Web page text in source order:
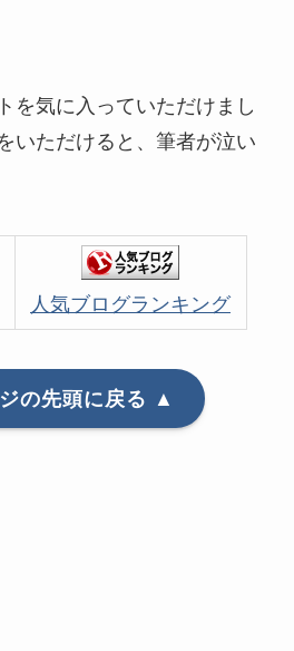
を気に入っていただけまし
いただけると、筆者が泣い
人気ブログランキング
の先頭に戻る ▲